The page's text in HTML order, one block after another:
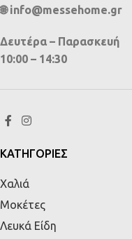
🌐 info@messehome.gr
Δευτέρα – Παρασκευή
10:00 – 14:30
ΚΑΤΗΓΟΡΙΕΣ
Χαλιά
Μοκέτες
Λευκά Είδη